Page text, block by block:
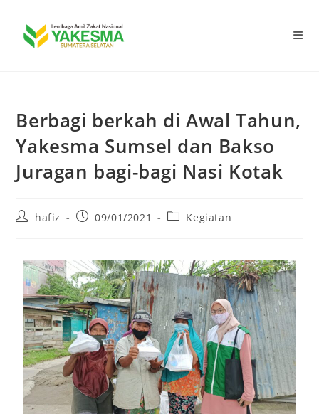
Berbagi berkah di Awal Tahun,
Yakesma Sumsel dan Bakso
Juragan bagi-bagi Nasi Kotak
hafiz 09/01/2021 Kegiatan